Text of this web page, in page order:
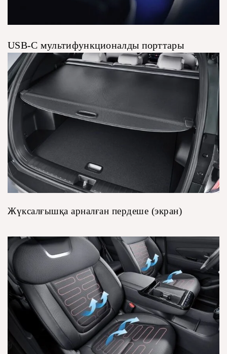
USB-C мультифункционалды порттары
Жүксалғышқа арналған пердеше (экран)